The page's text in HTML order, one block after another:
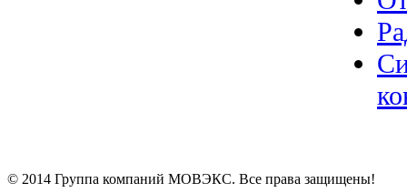
© 2014 Группа компаний МОВЭКС. Все права защищены!